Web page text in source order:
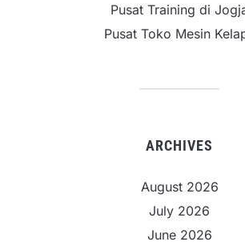
Pusat Training di
Pusat Toko Mesin
ARCHIVES
August 2026
July 2026
June 2026